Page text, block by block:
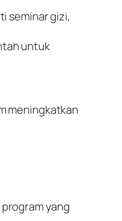
seminar gizi,
untuk
meningkatkan
yang